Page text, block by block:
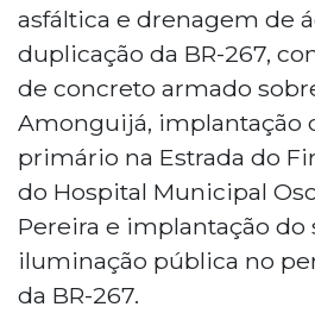
asfáltica e drenagem de
duplicação da BR-267,
de concreto armado
Amonguijá, implantação
primário na Estrada do
do Hospital Municipal
Pereira e implantação do
iluminação pública no
da BR-267.